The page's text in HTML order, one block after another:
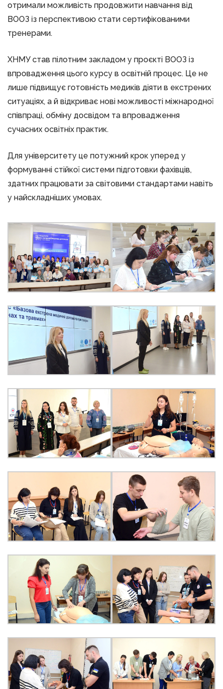
отримали можливість продовжити навчання від
ВООЗ із перспективою стати сертифікованими
тренерами.
ХНМУ став пілотним закладом у проєкті ВООЗ із
впровадження цього курсу в освітній процес. Це не
лише підвищує готовність медиків діяти в екстрених
ситуаціях, а й відкриває нові можливості міжнародної
співпраці, обміну досвідом та впровадження
сучасних освітніх практик.
Для університету це потужний крок уперед у
формуванні стійкої системи підготовки фахівців,
здатних працювати за світовими стандартами навіть
у найскладніших умовах.